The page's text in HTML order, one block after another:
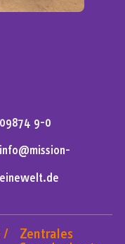
09874 9-0
info@mission-
einewelt.de
/
Zentrales